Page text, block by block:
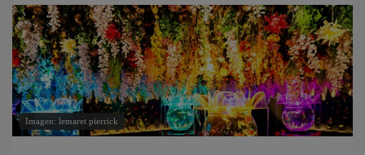
Imagen: lemaret pierrick